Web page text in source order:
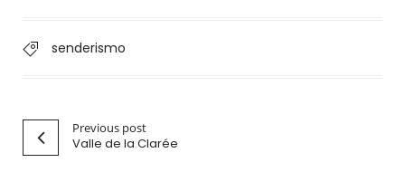
senderismo
Previous post
Valle de la Clarée